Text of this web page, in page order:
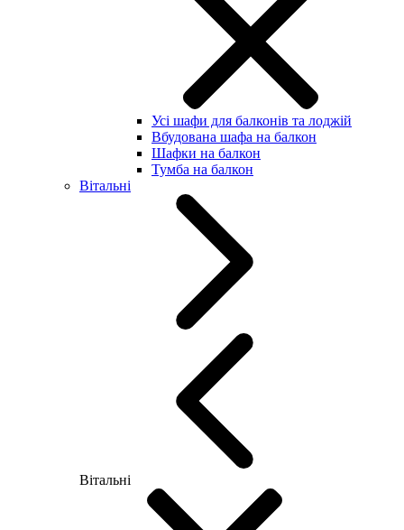
Усі шафи для балконів та лоджій
Вбудована шафа на балкон
Шафки на балкон
Тумба на балкон
Вітальні
Вітальні